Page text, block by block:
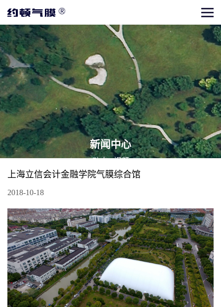
新闻中心
动态|视频
上海立信会计金融学院气膜综合馆
2018-10-18